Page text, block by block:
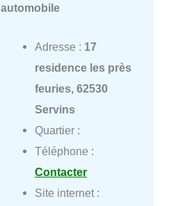
automobile
Adresse : 17
residence les près
feuries, 62530
Servins
Quartier :
Téléphone :
Contacter
Site internet :